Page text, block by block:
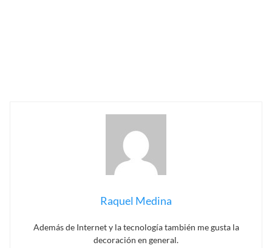
Raquel Medina
Además de Internet y la tecnología también me gusta la
decoración en general.